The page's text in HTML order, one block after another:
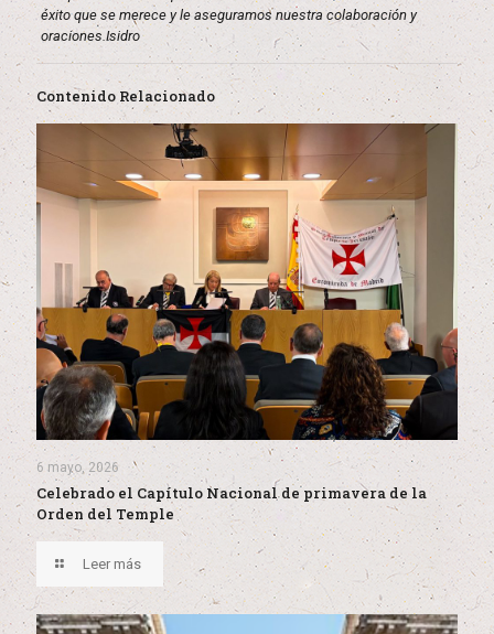
éxito que se merece y le aseguramos nuestra colaboración y
oraciones.Isidro
Contenido Relacionado
6 mayo, 2026
Celebrado el Capítulo Nacional de primavera de la
Orden del Temple
Leer más